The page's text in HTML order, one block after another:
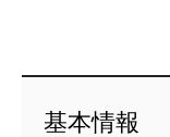
基本情報